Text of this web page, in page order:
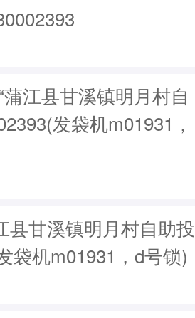
江县甘溪镇明月村自
发袋机m01931，
县甘溪镇明月村自助投
袋机m01931，d号锁)